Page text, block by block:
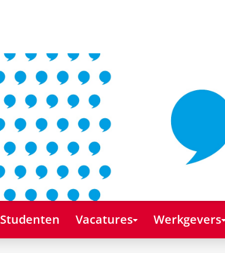
Studenten Vacatures Werkgevers